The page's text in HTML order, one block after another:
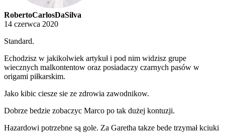
RobertoCarlosDaSilva
14 czerwca 2020
Standard.
Echodzisz w jakikolwiek artykuł i pod nim widzisz grupe
wiecznych malkontentow oraz posiadaczy czarnych pasów w
origami piłkarskim.
Jako kibic ciesze sie ze zdrowia zawodnikow.
Dobrze bedzie zobaczyc Marco po tak dużej kontuzji.
Hazardowi potrzebne są gole. Za Garetha takze bede trzymał kciuki